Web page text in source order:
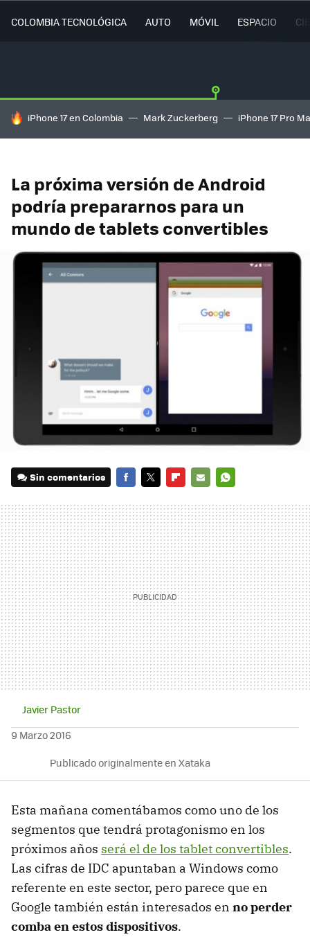
COLOMBIA TECNOLÓGICA AUTO MÓVIL ESPACIO
HOY SE HABLA DE
iPhone 17 en Colombia Mark Zuckerberg iPhone 17 Pro
La próxima versión de Android
podría prepararnos para un
mundo de tablets convertibles
Sin comentarios
MAIL
Javier Pastor
9 Marzo 2016
Publicado originalmente en Xataka
Esta mañana comentábamos como uno de los
segmentos que tendrá protagonismo en los
próximos años será el de los tablet convertibles.
Las cifras de IDC apuntaban a Windows como
referente en este sector, pero parece que en
Google también están interesados en no perder
comba en estos dispositivos.